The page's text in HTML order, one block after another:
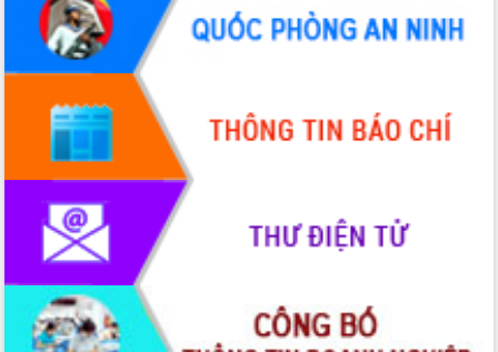
Xã Ea Kar bước chuyển mình trong
công tác cải cách hành chính mô hình
UBND tỉnh họp báo định kỳ tháng 4
năm 2026
Hội thảo khoa học “Giải pháp thúc đẩy
phát triển nền kinh tế xanh tại tỉnh
Đắk Lắk”
Tăng cường giám sát, đôn đốc thực
hiện nhiệm vụ quản lý tài sản công
hàng tuần
Tháo gỡ những vướng mắc, đẩy mạnh
công tác cải cách thủ tục hành chính
tại Trung tâm Phục vụ hành chính
công tỉnh